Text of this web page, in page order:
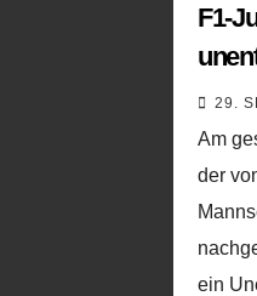
F1-
29.
Am
der
ein